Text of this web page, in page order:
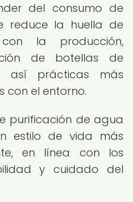
del consumo de
reduce la huella de
la producción,
de botellas de
así prácticas más
con el entorno.
purificación de agua
estilo de vida más
en línea con los
y cuidado del